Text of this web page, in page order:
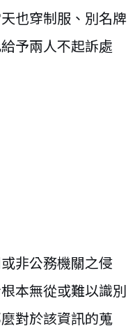
也穿制服、別名牌
予兩人不起訴處
非公務機關之侵
本無從或難以識別
對於該資訊的蒐